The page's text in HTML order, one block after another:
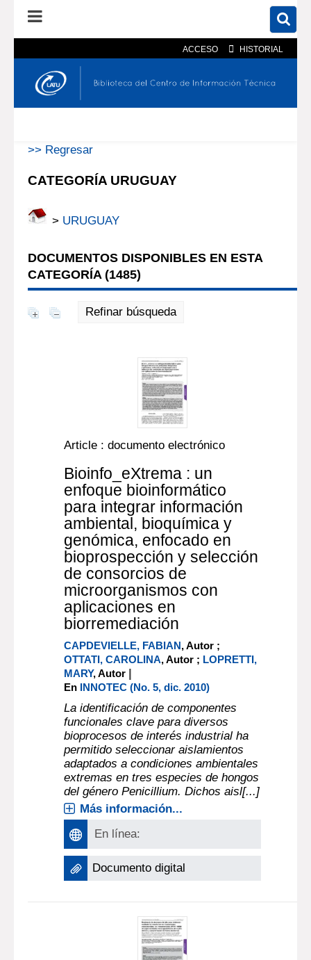
ACCESO HISTORIAL
En el catálogo En el sitio
>> Regresar
CATEGORÍA URUGUAY
> URUGUAY
DOCUMENTOS DISPONIBLES EN ESTA
CATEGORÍA (1485)
Refinar búsqueda
Article : documento electrónico
Bioinfo_eXtrema : un
enfoque bioinformático
para integrar información
ambiental, bioquímica y
genómica, enfocado en
bioprospección y selección
de consorcios de
microorganismos con
aplicaciones en
biorremediación
CAPDEVIELLE, FABIAN, Autor ;
OTTATI, CAROLINA, Autor ; LOPRETTI,
MARY, Autor |
En INNOTEC (No. 5, dic. 2010)
La identificación de componentes
funcionales clave para diversos
bioprocesos de interés industrial ha
permitido seleccionar aislamientos
adaptados a condiciones ambientales
extremas en tres especies de hongos
del género Penicillium. Dichos aisl[...]
Más información...
En línea:
Documento digital